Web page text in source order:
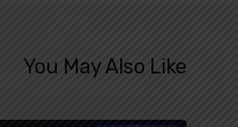
You May Also Like